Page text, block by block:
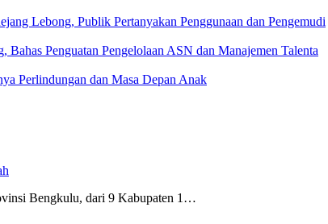
Lebong, Publik Pertanyakan Penggunaan dan Pengemudi
Penguatan Pengelolaan ASN dan Manajemen Talenta
Perlindungan dan Masa Depan Anak
Bengkulu, dari 9 Kabupaten 1…